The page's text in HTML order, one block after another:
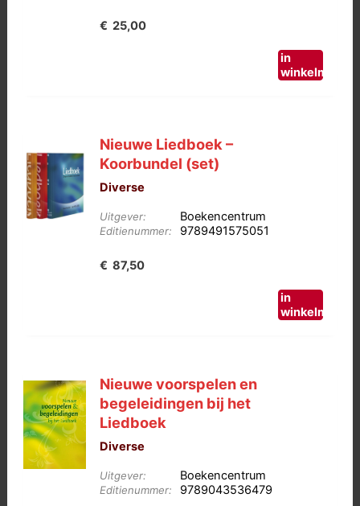
€ 25,00
in
winkelmand
Nieuwe Liedboek –
Koorbundel (set)
Diverse
Uitgever: Boekencentrum
Editienummer: 9789491575051
€ 87,50
in
winkelmand
Nieuwe voorspelen en
begeleidingen bij het
Liedboek
Diverse
Uitgever: Boekencentrum
Editienummer: 9789043536479